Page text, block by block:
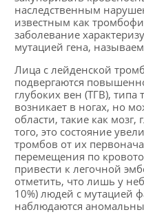
наследственным
известным как
заболевание
мутацией гена,
Лица с лейденской
подвергаются
глубоких вен (ТГВ),
возникает в ногах, но
области, такие как
того, это состояние
тромбов от их
перемещения по
привести к легочной
отметить, что лишь у
10%) людей с мутацией
наблюдаются